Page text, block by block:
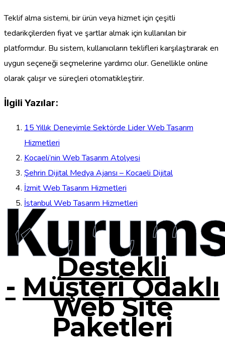
Teklif alma sistemi, bir ürün veya hizmet için çeşitli
tedarikçilerden fiyat ve şartlar almak için kullanılan bir
platformdur. Bu sistem, kullanıcıların teklifleri karşılaştırarak en
uygun seçeneği seçmelerine yardımcı olur. Genellikle online
olarak çalışır ve süreçleri otomatikleştirir.
İlgili Yazılar:
15 Yıllık Deneyimle Sektörde Lider Web Tasarım
Hizmetleri
Kocaeli’nin Web Tasarım Atolyesi
Şehrin Dijital Medya Ajansı – Kocaeli Dijital
İzmit Web Tasarım Hizmetleri
İstanbul Web Tasarım Hizmetleri
Destekli
- Müşteri Odaklı
Web Site
Paketleri